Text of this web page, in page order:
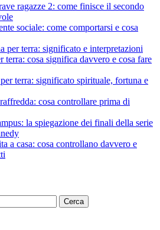
ragazze 2: come finisce il secondo
sociale: come comportarsi e cosa
per terra: significato e interpretazioni
terra: cosa significa davvero e cosa fare
terra: significato spirituale, fortuna e
cosa controllare prima di
la spiegazione dei finali della serie
a casa: cosa controllano davvero e